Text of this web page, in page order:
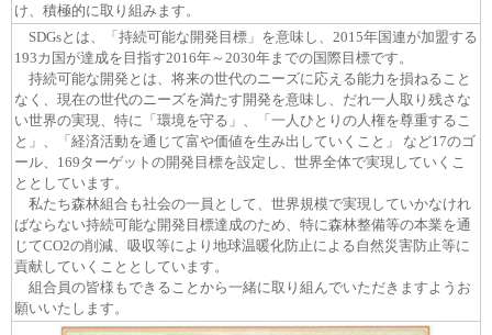
け、積極的に取り組みます。
SDGsとは、「持続可能な開発目標」を意味し、2015年国連が加盟する
193カ国が達成を目指す2016年～2030年までの国際目標です。
持続可能な開発とは、将来の世代のニーズに応える能力を損ねること
なく、現在の世代のニーズを満たす開発を意味し、だれ一人取り残さな
い世界の実現、特に「環境を守る」、「一人ひとりの人権を尊重するこ
と」、「経済活動を通じて富や価値を生み出していくこと」 など17のゴ
ール、169ターゲットの開発目標を設定し、世界全体で実現していくこ
ととしています。
私たち森林組合も社会の一員として、世界規模で実現していかなけれ
ばならない持続可能な開発目標達成のため、特に森林整備等の本業を通
じてCO2の削減、吸収等により地球温暖化防止による自然災害防止等に
貢献していくこととしています。
組合員の皆様もできることから一緒に取り組んでいただきますようお
願いいたします。